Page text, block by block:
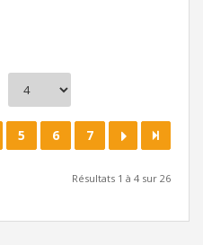
5 6 7
Résultats 1 à 4 sur 26